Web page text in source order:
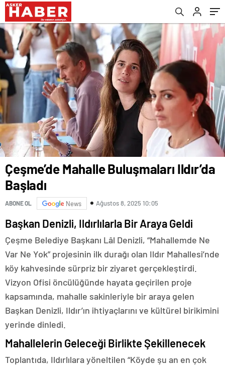
Çeşme’de Mahalle Buluşmaları Ildır’da
Başladı
ABONE OL News Ağustos 8, 2025 10:05
Başkan Denizli, Ildırlılarla Bir Araya Geldi
Çeşme Belediye Başkanı Lâl Denizli, “Mahallemde Ne
Var Ne Yok” projesinin ilk durağı olan Ildır Mahallesi’nde
köy kahvesinde sürpriz bir ziyaret gerçekleştirdi.
Vizyon Ofisi öncülüğünde hayata geçirilen proje
kapsamında, mahalle sakinleriyle bir araya gelen
Başkan Denizli, Ildır’ın ihtiyaçlarını ve kültürel birikimini
yerinde dinledi.
Mahallelerin Geleceği Birlikte Şekillenecek
Toplantıda, Ildırlılara yöneltilen “Köyde şu an en çok